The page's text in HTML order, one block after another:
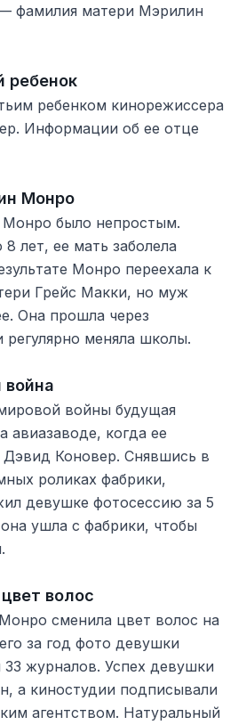
фамилия матери Мэрилин
ребенок
ребенком кинорежиссера
Информации об ее отце
Монро
было непростым.
лет, ее мать заболела
Монро переехала к
Грейс Макки, но муж
Она прошла через
регулярно меняла школы.
война
войны будущая
авиазаводе, когда ее
Дэвид Коновер. Снявшись в
роликах фабрики,
девушке фотосессию за 5
ушла с фабрики, чтобы
волос
сменила цвет волос на
за год фото девушки
журналов. Успех девушки
а киностудии подписывали
агентством. Натуральный